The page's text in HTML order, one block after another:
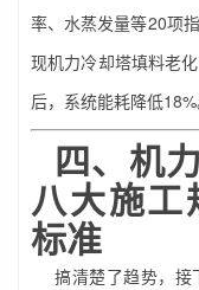
率、水蒸发量等20项
现机力冷却塔填料老
后，系统能耗降低18%
四、 机
八大施工
标准
搞清楚了趋势，